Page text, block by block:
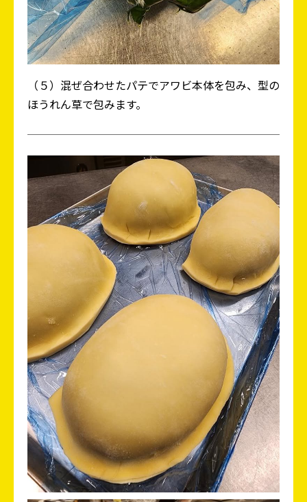
（５）混ぜ合わせたパテでアワビ本体を包み、型の
ほうれん草で包みます。